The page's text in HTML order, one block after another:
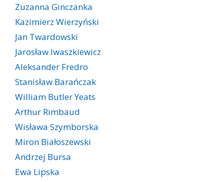
Zuzanna Ginczanka
Kazimierz Wierzyński
Jan Twardowski
Jarosław Iwaszkiewicz
Aleksander Fredro
Stanisław Barańczak
William Butler Yeats
Arthur Rimbaud
Wisława Szymborska
Miron Białoszewski
Andrzej Bursa
Ewa Lipska